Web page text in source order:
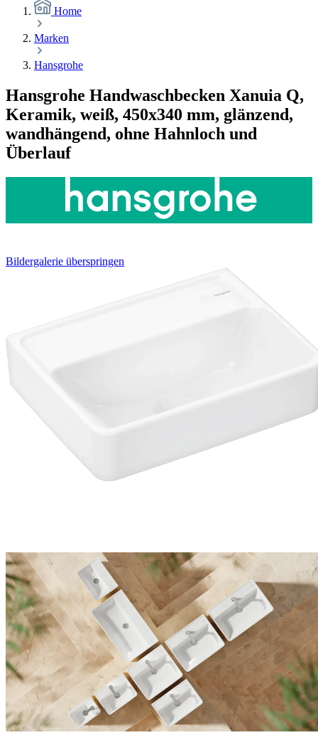
Home
Marken
Hansgrohe
Hansgrohe Handwaschbecken Xanuia Q,
Keramik, weiß, 450x340 mm, glänzend,
wandhängend, ohne Hahnloch und
Überlauf
Bildergalerie überspringen